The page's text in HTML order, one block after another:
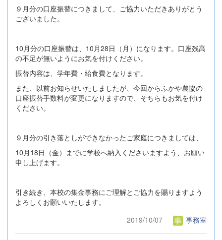
９月分の口座振替につきまして、ご協力いただきありがとう
ございました。
10月分の口座振替は、10月28日（月）になります。口座残高
の不足が無いようにお気を付けください。
振替内容は、学年費・給食費となります。
また、以前お知らせいたしましたが、今回からふかや農協の
口座振替手数料が変更になりますので、そちらもお気を付け
ください。
９月分の引き落としができなかったご家庭につきましては、
10月18日（金）までに学校へ納入くださいますよう、お願い
申し上げます。
引き続き、本校の集金事務にご理解とご協力を賜りますよう
よろしくお願いいたします。
2019/10/07
事務室